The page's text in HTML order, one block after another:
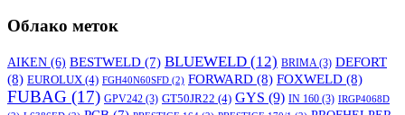
Облако меток
AIKEN (6) BESTWELD (7) BLUEWELD (12) BRIMA (3) DEFORT
(8) EUROLUX (4) FGH40N60SFD (2) FORWARD (8) FOXWELD (8)
FUBAG (17) GPV242 (3) GT50JR22 (4) GYS (9) IN 160 (3) IRGP4068D